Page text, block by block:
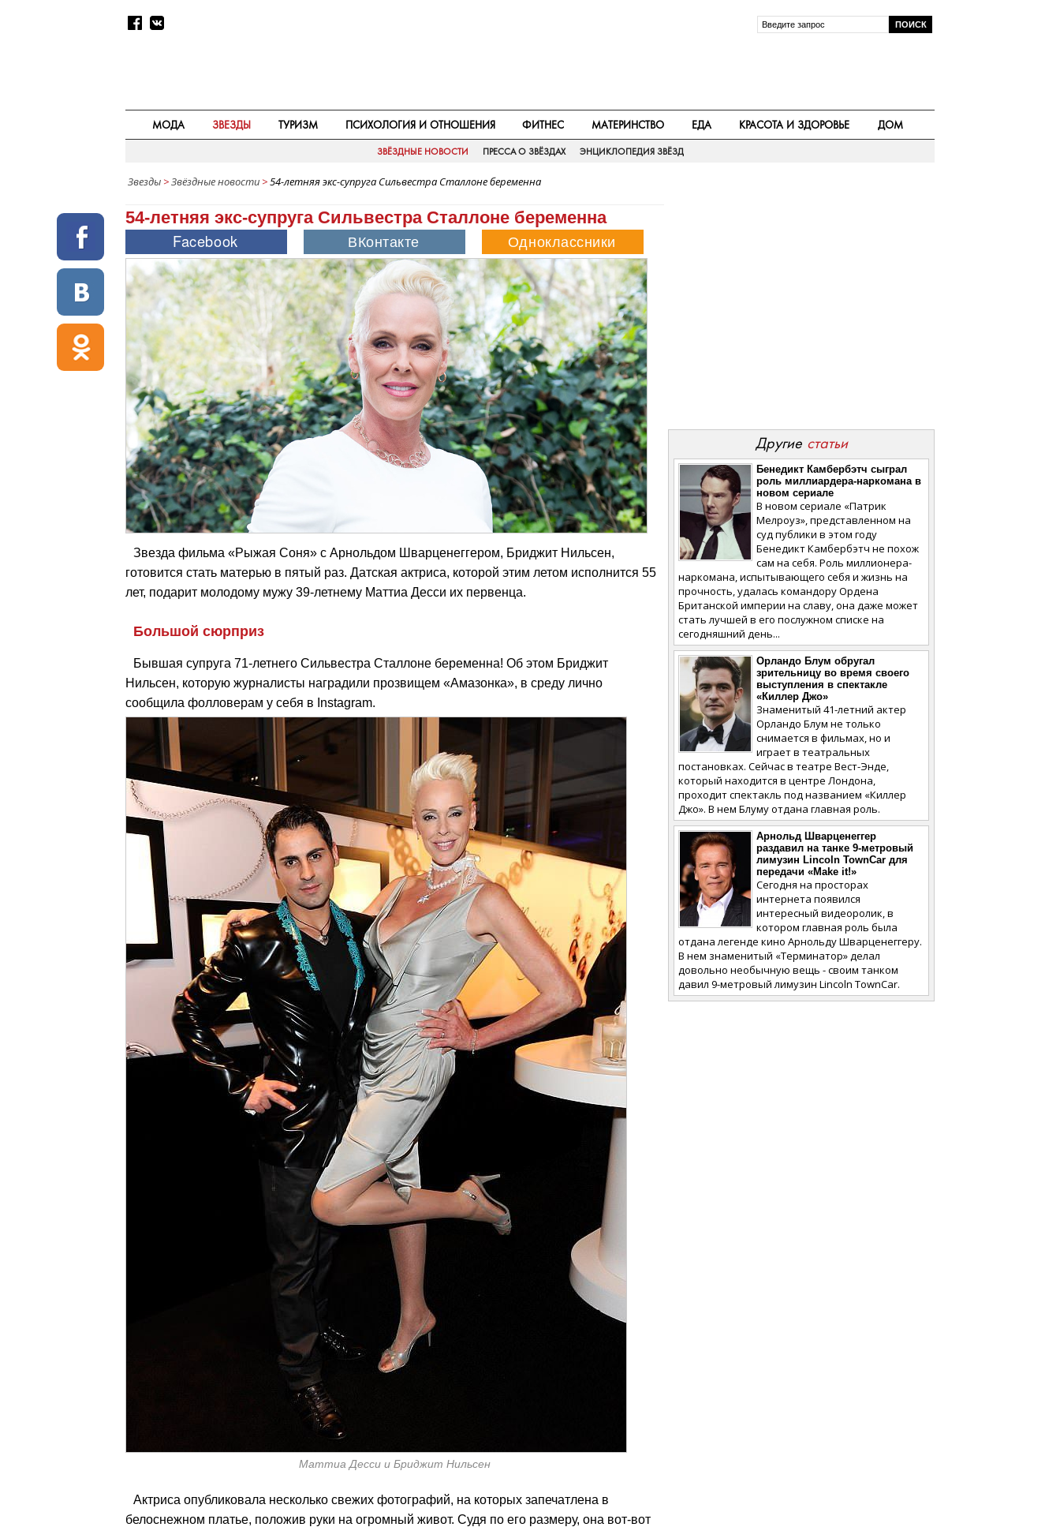
МОДА ЗВЕЗДЫ ТУРИЗМ ПСИХОЛОГИЯ И ОТНОШЕНИЯ ФИТНЕС МАТЕРИНСТВО ЕДА КРАСОТА И ЗДОРОВЬЕ ДОМ
ЗВЁЗДНЫЕ НОВОСТИ ПРЕССА О ЗВЁЗДАХ ЭНЦИКЛОПЕДИЯ ЗВЁЗД
Звезды >Звёздные новости >54-летняя экс-супруга Сильвестра Сталлоне беременна
54-летняя экс-супруга Сильвестра Сталлоне беременна
Звезда фильма «Рыжая Соня» с Арнольдом Шварценеггером, Бриджит Нильсен,
готовится стать матерью в пятый раз. Датская актриса, которой этим летом исполнится 55
лет, подарит молодому мужу 39-летнему Маттиа Десси их первенца.
Большой сюрприз
Бывшая супруга 71-летнего Сильвестра Сталлоне беременна! Об этом Бриджит
Нильсен, которую журналисты наградили прозвищем «Амазонка», в среду лично
сообщила фолловерам у себя в Instagram.
Маттиа Десси и Бриджит Нильсен
Актриса опубликовала несколько свежих фотографий, на которых запечатлена в
белоснежном платье, положив руки на огромный живот. Судя по его размеру, она вот-вот
Другие статьи
Бенедикт Камбербэтч сыграл
роль миллиардера-наркомана в
новом сериале
В новом сериале «Патрик
Мелроуз», представленном на
суд публики в этом году
Бенедикт Камбербэтч не похож
сам на себя. Роль миллионера-
наркомана, испытывающего себя и жизнь на
прочность, удалась командору Ордена
Британской империи на славу, она даже может
стать лучшей в его послужном списке на
сегодняшний день...
Орландо Блум обругал
зрительницу во время своего
выступления в спектакле
«Киллер Джо»
Знаменитый 41-летний актер
Орландо Блум не только
снимается в фильмах, но и
играет в театральных
постановках. Сейчас в театре Вест-Энде,
который находится в центре Лондона,
проходит спектакль под названием «Киллер
Джо». В нем Блуму отдана главная роль.
Арнольд Шварценеггер
раздавил на танке 9-метровый
лимузин Lincoln TownCar для
передачи «Make it!»
Сегодня на просторах
интернета появился
интересный видеоролик, в
котором главная роль была
отдана легенде кино Арнольду Шварценеггеру.
В нем знаменитый «Терминатор» делал
довольно необычную вещь - своим танком
давил 9-метровый лимузин Lincoln TownCar.